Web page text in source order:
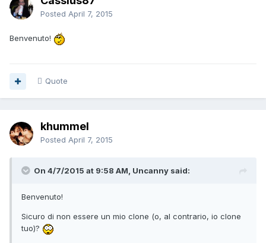
Posted April 7, 2015
Benvenuto!
Quote
khummel
Posted April 7, 2015
On 4/7/2015 at 9:58 AM, Uncanny said:
Benvenuto!
Sicuro di non essere un mio clone (o, al contrario, io clone
tuo)?